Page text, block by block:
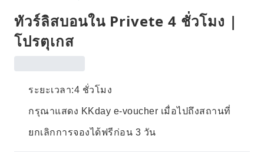
ทัวร์ลิสบอนใน Privete 4 ชั่วโมง |
โปรตุเกส
ระยะเวลา:4 ชั่วโมง
กรุณาแสดง KKday e-voucher เมื่อไปถึงสถานที่
ยกเลิกการจองได้ฟรีก่อน 3 วัน